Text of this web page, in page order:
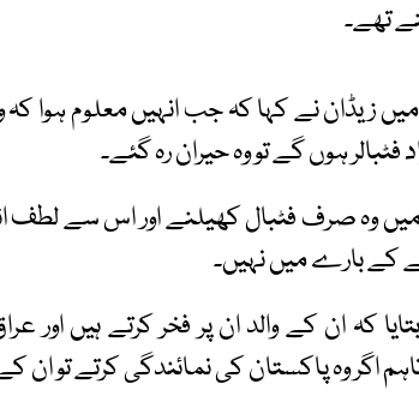
تھے۔
میں زیڈان نے کہا کہ جب انہیں معلوم ہوا
فٹبالر ہوں گے تو وہ حیران رہ گئے۔
وہ صرف فٹبال کھیلنے اور اس سے لطف
کے بارے میں نہیں۔
کہ ان کے والد ان پر فخر کرتے ہیں
اگر وہ پاکستان کی نمائندگی کرتے تو ان